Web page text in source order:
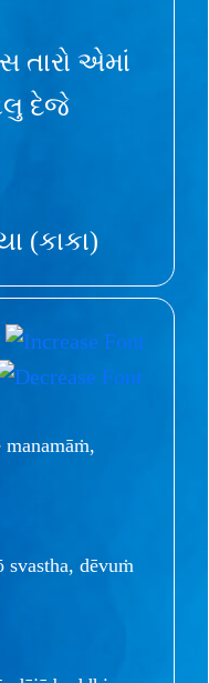
તારો એમાં
દેજે
(કાકા)
svastha, dēvuṁ